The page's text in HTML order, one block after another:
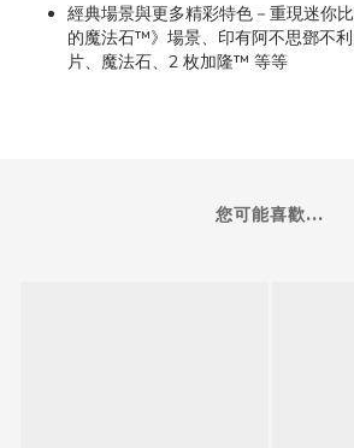
經典場景與更多精彩特色－重現迷你
的魔法石™》場景、印有阿不思鄧不
片、魔法石、2 枚加隆™ 等等
您可能喜歡...